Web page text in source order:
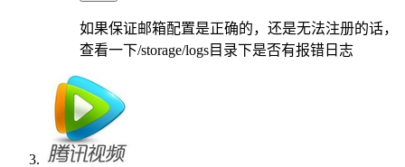
如果保证邮箱配置是正确的，还是无法注册的话，
查看一下/storage/logs目录下是否有报错日志